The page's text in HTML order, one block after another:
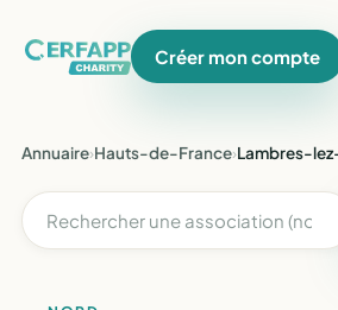
Créer mon compte
Annuaire›Hauts-de-France›Lambres-